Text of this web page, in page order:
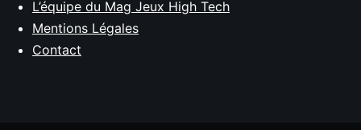
L’équipe du Mag Jeux High Tech
Mentions Légales
Contact